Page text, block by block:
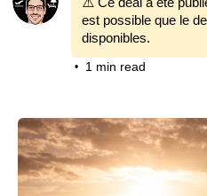
est possible que le
disponibles.
• 1 min read